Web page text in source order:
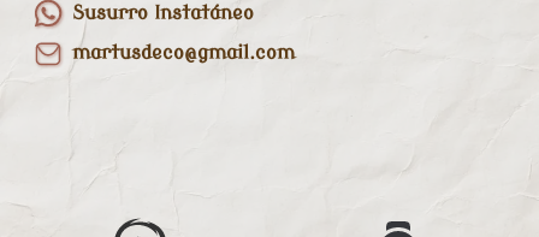
Susurro Instatáneo
martusdeco@gmail.com